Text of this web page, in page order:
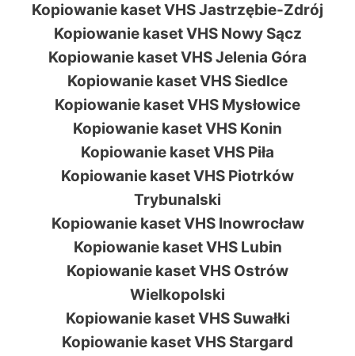
Kopiowanie kaset VHS Jastrzębie-Zdrój
Kopiowanie kaset VHS Nowy Sącz
Kopiowanie kaset VHS Jelenia Góra
Kopiowanie kaset VHS Siedlce
Kopiowanie kaset VHS Mysłowice
Kopiowanie kaset VHS Konin
Kopiowanie kaset VHS Piła
Kopiowanie kaset VHS Piotrków
Trybunalski
Kopiowanie kaset VHS Inowrocław
Kopiowanie kaset VHS Lubin
Kopiowanie kaset VHS Ostrów
Wielkopolski
Kopiowanie kaset VHS Suwałki
Kopiowanie kaset VHS Stargard